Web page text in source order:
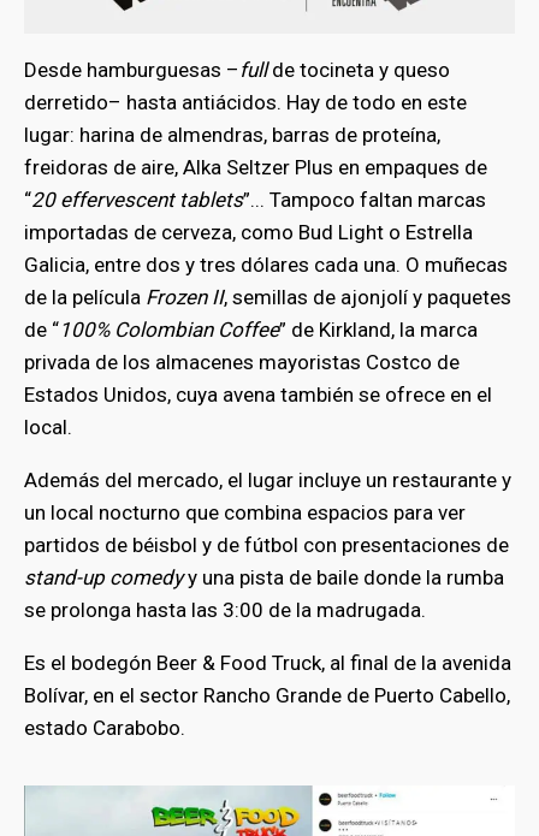
Desde hamburguesas – fullde tocineta y queso
derretido– hasta antiácidos. Hay de todo en este
lugar: harina de almendras, barras de proteína,
freidoras de aire, Alka Seltzer Plus en empaques de
“20 effervescent tablets”... Tampoco faltan marcas
importadas de cerveza, como Bud Light o Estrella
Galicia, entre dos y tres dólares cada una. O muñecas
de la película Frozen II, semillas de ajonjolí y paquetes
de “100% Colombian Coffee” de Kirkland, la marca
privada de los almacenes mayoristas Costco de
Estados Unidos, cuya avena también se ofrece en el
local.
Además del mercado, el lugar incluye un restaurante y
un local nocturno que combina espacios para ver
partidos de béisbol y de fútbol con presentaciones de
stand-up comedyy una pista de baile donde la rumba
se prolonga hasta las 3:00 de la madrugada.
Es el bodegón Beer & Food Truck, al final de la avenida
Bolívar, en el sector Rancho Grande de Puerto Cabello,
estado Carabobo.